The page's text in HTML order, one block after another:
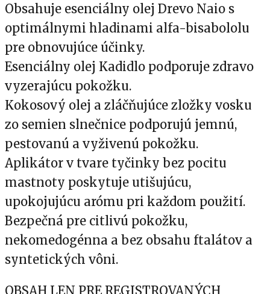
Obsahuje esenciálny olej Drevo Naio s
optimálnymi hladinami alfa-bisabololu
pre obnovujúce účinky.
Esenciálny olej Kadidlo podporuje zdravo
vyzerajúcu pokožku.
Kokosový olej a zláčňujúce zložky vosku
zo semien slnečnice podporujú jemnú,
pestovanú a vyživenú pokožku.
Aplikátor v tvare tyčinky bez pocitu
mastnoty poskytuje utišujúcu,
upokojujúcu arómu pri každom použití.
Bezpečná pre citlivú pokožku,
nekomedogénna a bez obsahu ftalátov a
syntetických vôni.
OBSAH LEN PRE REGISTROVANÝCH